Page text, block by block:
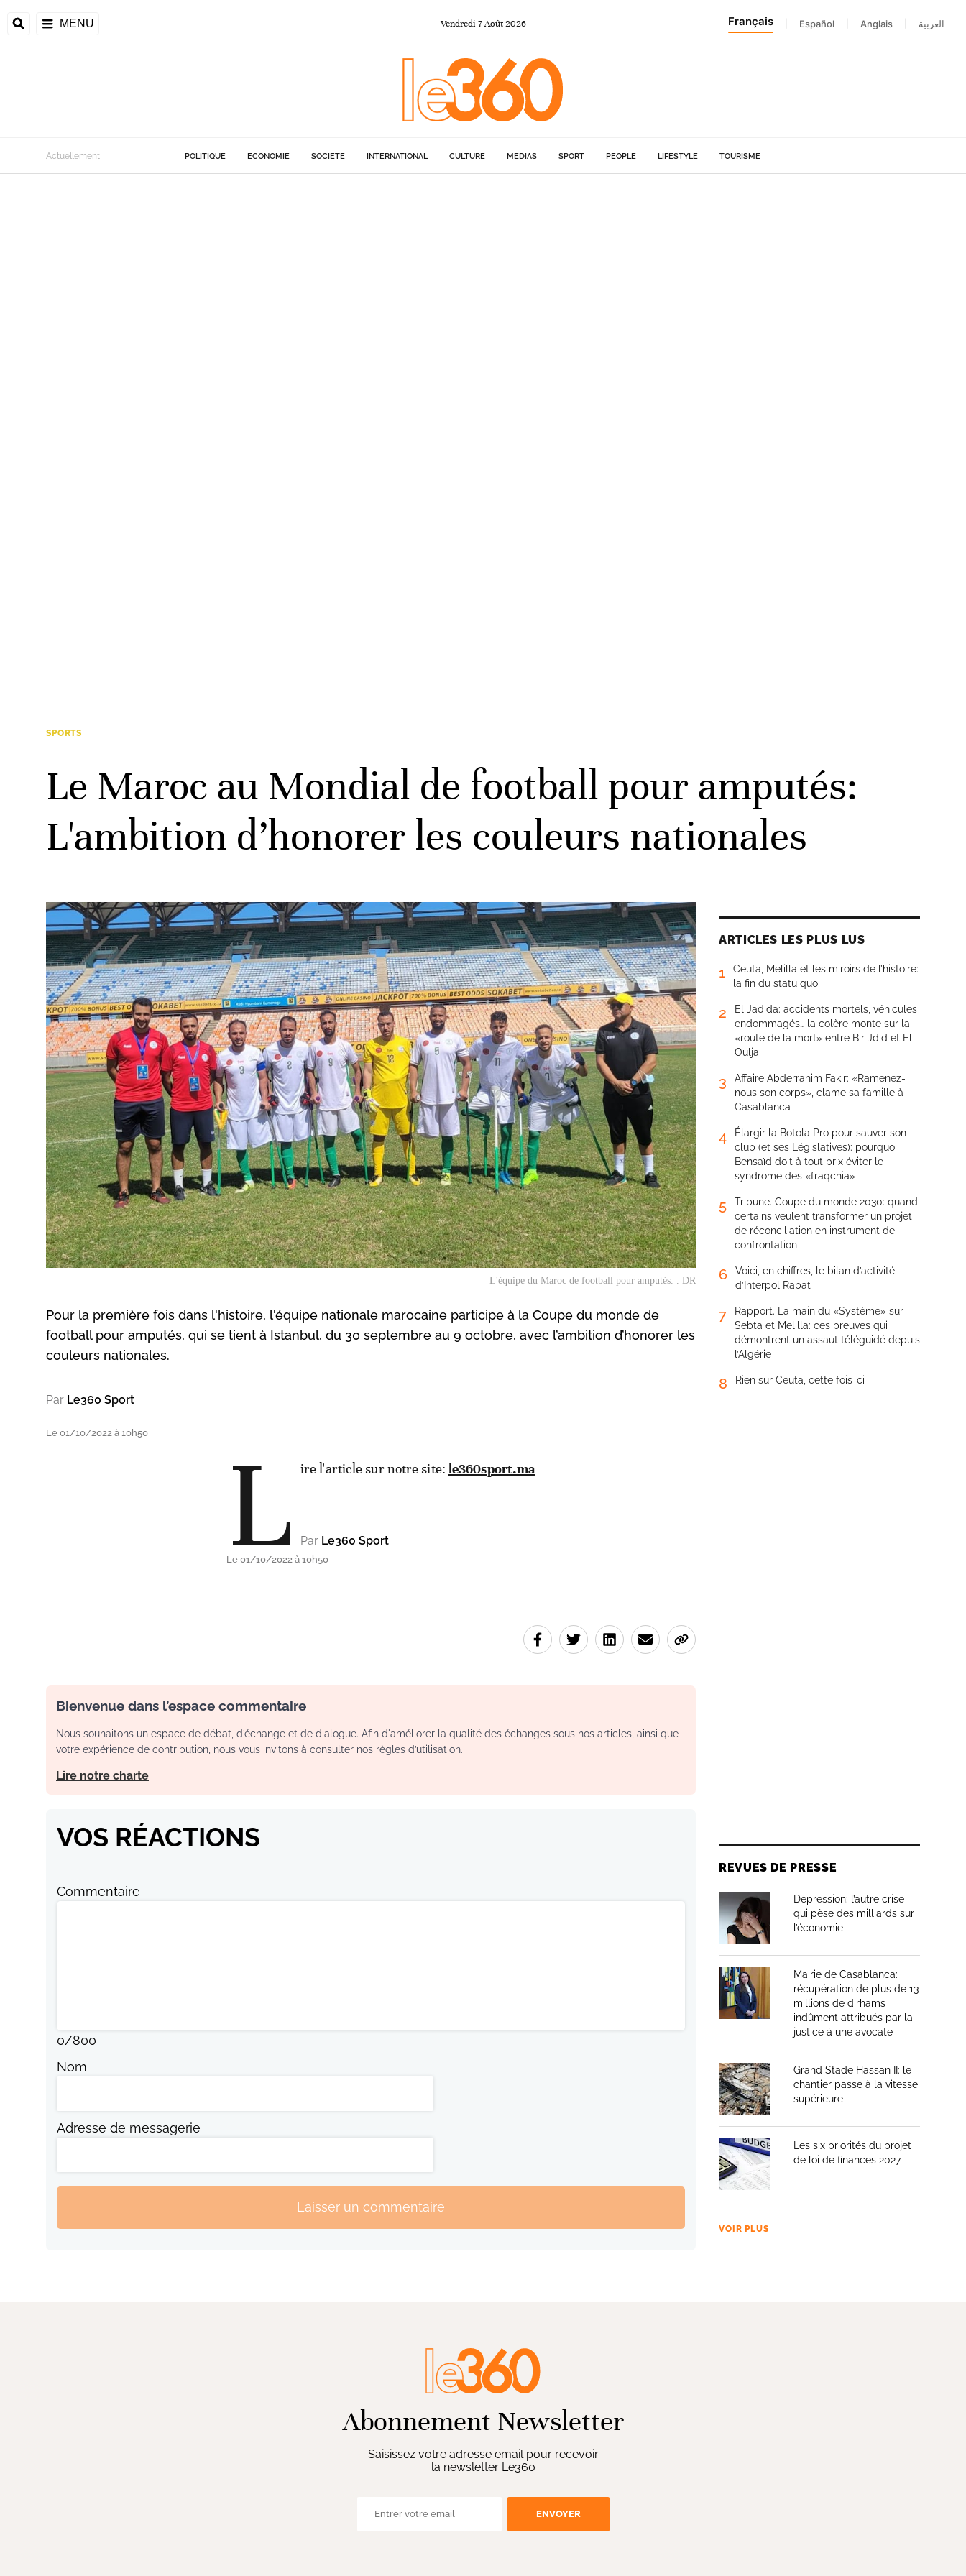
MENU Vendredi 7Août 2026 Français Español Anglais العربية
Actuellement POLITIQUE ECONOMIE SOCIÉTÉ INTERNATIONAL CULTURE MÉDIAS SPORT PEOPLE LIFESTYLE TOURISME
SPORTS
Le Maroc au Mondial de football pour amputés:
L'ambition d’honorer les couleurs nationales
L'équipe du Maroc de football pour amputés. . DR
Pour la première fois dans l'histoire, l'équipe nationale marocaine participe à la Coupe du monde de
football pour amputés, qui se tient à Istanbul, du 30 septembre au 9 octobre, avec l’ambition d’honorer les
couleurs nationales.
Par Le360 Sport
Le 01/10/2022 à 10h50 L ire l'article sur notre site: le360sport.ma
Par Le360 Sport
Le 01/10/2022 à 10h50
Bienvenue dans l’espace commentaire
Nous souhaitons un espace de débat, d’échange et de dialogue. Afin d'améliorer la qualité des échanges sous nos articles, ainsi que
votre expérience de contribution, nous vous invitons à consulter nos règles d’utilisation.
Lire notre charte
VOS RÉACTIONS
Commentaire
0/800
Nom
Adresse de messagerie
Laisser un commentaire
ARTICLES LES PLUS LUS
1
Ceuta, Melilla et les miroirs de l’histoire:
la fin du statu quo
2
El Jadida: accidents mortels, véhicules
endommagés… la colère monte sur la
«route de la mort» entre Bir Jdid et El
Oulja
3
Affaire Abderrahim Fakir: «Ramenez-
nous son corps», clame sa famille à
Casablanca
4
Élargir la Botola Pro pour sauver son
club (et ses Législatives): pourquoi
Bensaïd doit à tout prix éviter le
syndrome des «fraqchia»
5
Tribune. Coupe du monde 2030: quand
certains veulent transformer un projet
de réconciliation en instrument de
confrontation
6
Voici, en chiffres, le bilan d’activité
d’Interpol Rabat
7
Rapport. La main du «Système» sur
Sebta et Melilla: ces preuves qui
démontrent un assaut téléguidé depuis
l’Algérie
8 Rien sur Ceuta, cette fois-ci
REVUES DE PRESSE
Dépression: l’autre crise
qui pèse des milliards sur
l’économie
Mairie de Casablanca:
récupération de plus de 13
millions de dirhams
indûment attribués par la
justice à une avocate
Grand Stade Hassan II: le
chantier passe à la vitesse
supérieure
Les six priorités du projet
de loi de finances 2027
VOIR PLUS
Abonnement Newsletter
Saisissez votre adresse email pour recevoir
la newsletter Le360
ENVOYER